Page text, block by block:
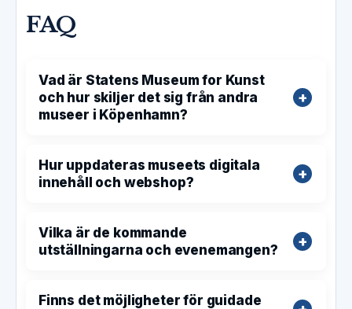
FAQ
Vad är Statens Museum for Kunst
och hur skiljer det sig från andra
museer i Köpenhamn?
Hur uppdateras museets digitala
innehåll och webshop?
Vilka är de kommande
utställningarna och evenemangen?
Finns det möjligheter för guidade